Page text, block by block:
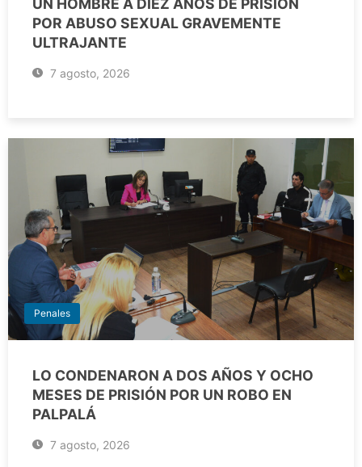
UN HOMBRE A DIEZ AÑOS DE PRISIÓN
POR ABUSO SEXUAL GRAVEMENTE
ULTRAJANTE
7 agosto, 2026
Penales
LO CONDENARON A DOS AÑOS Y OCHO
MESES DE PRISIÓN POR UN ROBO EN
PALPALÁ
7 agosto, 2026